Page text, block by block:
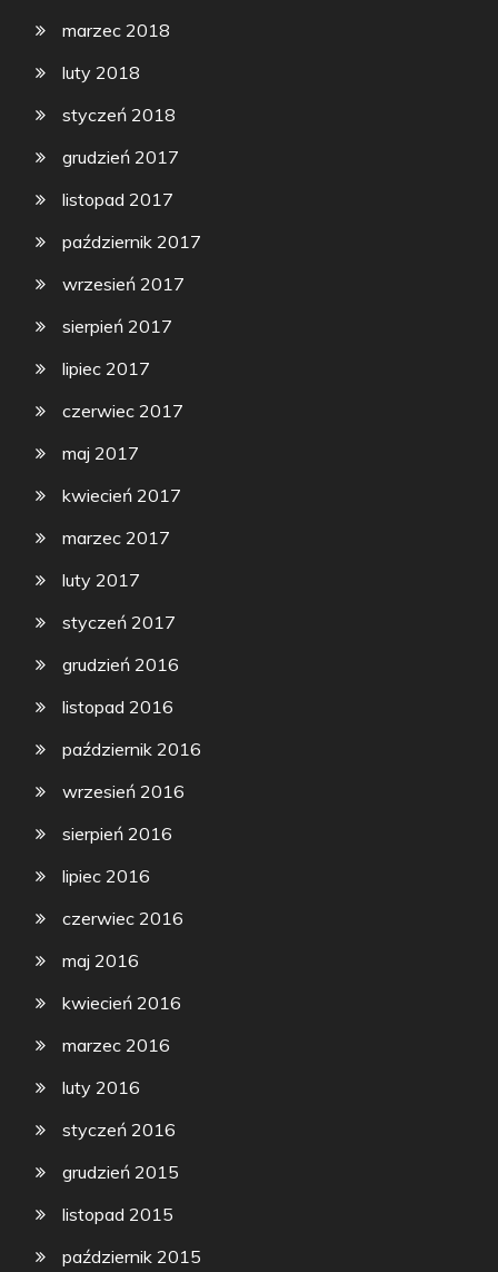
marzec 2018
luty 2018
styczeń 2018
grudzień 2017
listopad 2017
październik 2017
wrzesień 2017
sierpień 2017
lipiec 2017
czerwiec 2017
maj 2017
kwiecień 2017
marzec 2017
luty 2017
styczeń 2017
grudzień 2016
listopad 2016
październik 2016
wrzesień 2016
sierpień 2016
lipiec 2016
czerwiec 2016
maj 2016
kwiecień 2016
marzec 2016
luty 2016
styczeń 2016
grudzień 2015
listopad 2015
październik 2015